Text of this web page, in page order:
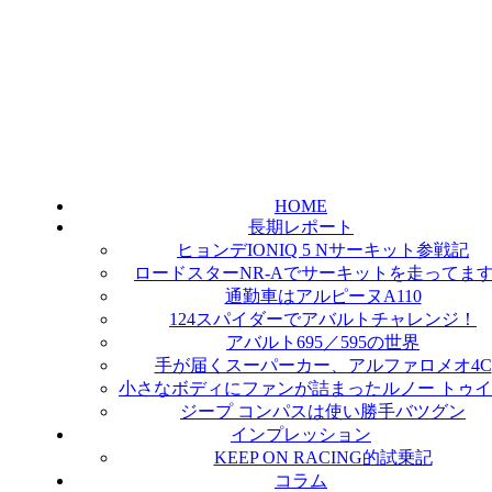
HOME
長期レポート
ヒョンデIONIQ 5 Nサーキット参戦記
ロードスターNR-Aでサーキットを走ってます
通勤車はアルピーヌA110
124スパイダーでアバルトチャレンジ！
アバルト695／595の世界
手が届くスーパーカー、アルファロメオ4C
小さなボディにファンが詰まったルノー トゥ
ジープ コンパスは使い勝手バツグン
インプレッション
KEEP ON RACING的試乗記
コラム